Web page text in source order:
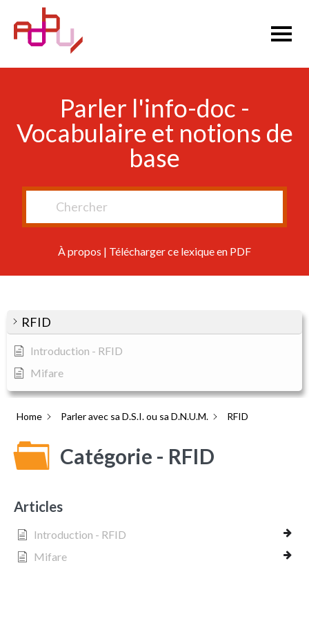
Parler l'info-doc -
Vocabulaire et notions de
base
À propos | Télécharger ce lexique en PDF
RFID
Introduction - RFID
Mifare
Home Parler avec sa D.S.I. ou sa D.N.U.M. RFID
Catégorie - RFID
Articles
Introduction - RFID
Mifare